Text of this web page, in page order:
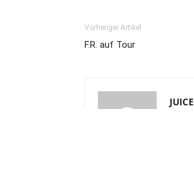
Vorheriger Artikel
F.R. auf Tour
JUICE